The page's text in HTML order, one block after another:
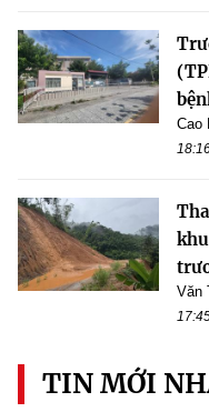
Cao
Văn
TIN MỚI